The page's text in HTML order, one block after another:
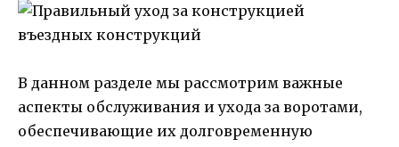
В данном разделе мы рассмотрим важные
аспекты обслуживания и ухода за воротами,
обеспечивающие их долговременную